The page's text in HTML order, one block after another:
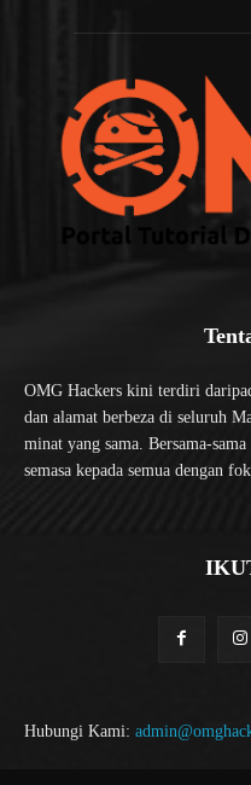
OMG Hackers kini terdiri
dan alamat berbeza di seluruh
minat yang sama. Bersama-
semasa kepada semua dengan
Hubungi Kami: